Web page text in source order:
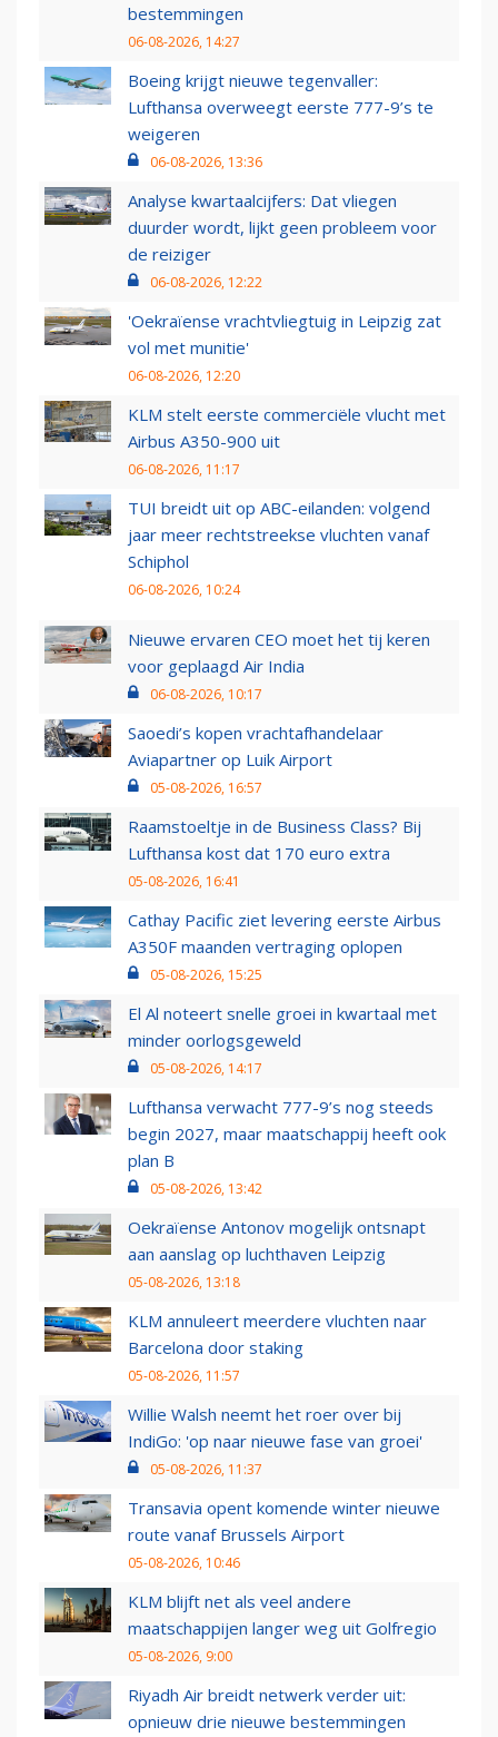
bestemmingen
06-08-2026, 14:27
Boeing krijgt nieuwe tegenvaller:
Lufthansa overweegt eerste 777-9’s te
weigeren
06-08-2026, 13:36
Analyse kwartaalcijfers: Dat vliegen
duurder wordt, lijkt geen probleem voor
de reiziger
06-08-2026, 12:22
'Oekraïense vrachtvliegtuig in Leipzig zat
vol met munitie'
06-08-2026, 12:20
KLM stelt eerste commerciële vlucht met
Airbus A350-900 uit
06-08-2026, 11:17
TUI breidt uit op ABC-eilanden: volgend
jaar meer rechtstreekse vluchten vanaf
Schiphol
06-08-2026, 10:24
Nieuwe ervaren CEO moet het tij keren
voor geplaagd Air India
06-08-2026, 10:17
Saoedi’s kopen vrachtafhandelaar
Aviapartner op Luik Airport
05-08-2026, 16:57
Raamstoeltje in de Business Class? Bij
Lufthansa kost dat 170 euro extra
05-08-2026, 16:41
Cathay Pacific ziet levering eerste Airbus
A350F maanden vertraging oplopen
05-08-2026, 15:25
El Al noteert snelle groei in kwartaal met
minder oorlogsgeweld
05-08-2026, 14:17
Lufthansa verwacht 777-9’s nog steeds
begin 2027, maar maatschappij heeft ook
plan B
05-08-2026, 13:42
Oekraïense Antonov mogelijk ontsnapt
aan aanslag op luchthaven Leipzig
05-08-2026, 13:18
KLM annuleert meerdere vluchten naar
Barcelona door staking
05-08-2026, 11:57
Willie Walsh neemt het roer over bij
IndiGo: 'op naar nieuwe fase van groei'
05-08-2026, 11:37
Transavia opent komende winter nieuwe
route vanaf Brussels Airport
05-08-2026, 10:46
KLM blijft net als veel andere
maatschappijen langer weg uit Golfregio
05-08-2026, 9:00
Riyadh Air breidt netwerk verder uit:
opnieuw drie nieuwe bestemmingen